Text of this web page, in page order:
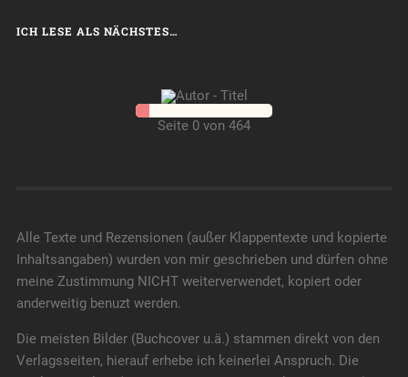
ICH LESE ALS NÄCHSTES…
Seite 0 von 464
Alle Texte und Rezensionen (außer Klappentexte und kopierte
Inhaltsangaben) wurden von mir geschrieben und dürfen ohne
meine Zustimmung NICHT weiterverwendet, kopiert oder
anderweitig benuzt werden.
Die meisten Bilder (Buchcover u.ä.) stammen direkt von den
Verlagsseiten, hierauf erhebe ich keinerlei Anspruch. Die